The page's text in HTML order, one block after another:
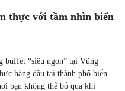
thực với tầm nhìn biển
buffet “siêu ngon” tại Vũng
hàng đầu tại thành phố biển
bạn không thể bỏ qua khi